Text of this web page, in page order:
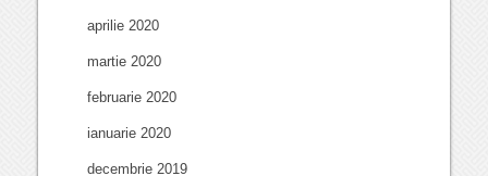
aprilie 2020
martie 2020
februarie 2020
ianuarie 2020
decembrie 2019